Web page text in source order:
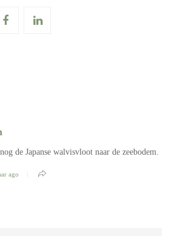
de Japanse walvisvloot naar de zeebodem.
ago